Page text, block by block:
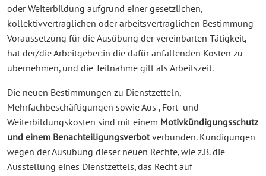
oder Weiterbildung aufgrund einer gesetzlichen,
kollektivvertraglichen oder arbeitsvertraglichen Bestimmung
Voraussetzung für die Ausübung der vereinbarten Tätigkeit,
hat der/die Arbeitgeber:in die dafür anfallenden Kosten zu
übernehmen, und die Teilnahme gilt als Arbeitszeit.
Die neuen Bestimmungen zu Dienstzetteln,
Mehrfachbeschäftigungen sowie Aus-, Fort- und
Weiterbildungskosten sind mit einem Motivkündigungsschutz
und einem Benachteiligungsverbotverbunden. Kündigungen
wegen der Ausübung dieser neuen Rechte, wie z.B. die
Ausstellung eines Dienstzettels, das Recht auf